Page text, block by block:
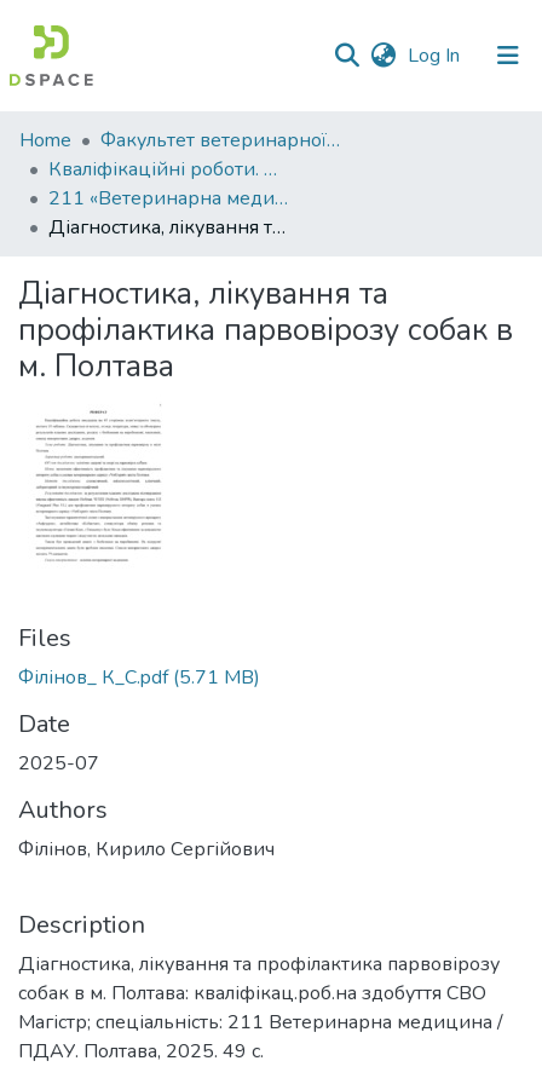
Log In (current)
Communities
&
Collections
All of DSpace
Statistics
Home
Факультет ветеринарної медицини
Кваліфікаційні роботи. Факультет ветеринарної медицини
211 «Ветеринарна медицина» - Магістри 2024-2025
Діагностика, лікування та профілактика парвовірозу собак в м. Полтава
Діагностика, лікування та
профілактика парвовірозу собак в
м. Полтава
Files
Філінов_ К_C.pdf(5.71 MB)
Date
2025-07
Authors
Філінов, Кирило Сергійович
Description
Діагностика, лікування та профілактика парвовірозу
собак в м. Полтава: кваліфікац.роб.на здобуття СВО
Магістр; спеціальність: 211 Ветеринарна медицина /
ПДАУ. Полтава, 2025. 49 с.